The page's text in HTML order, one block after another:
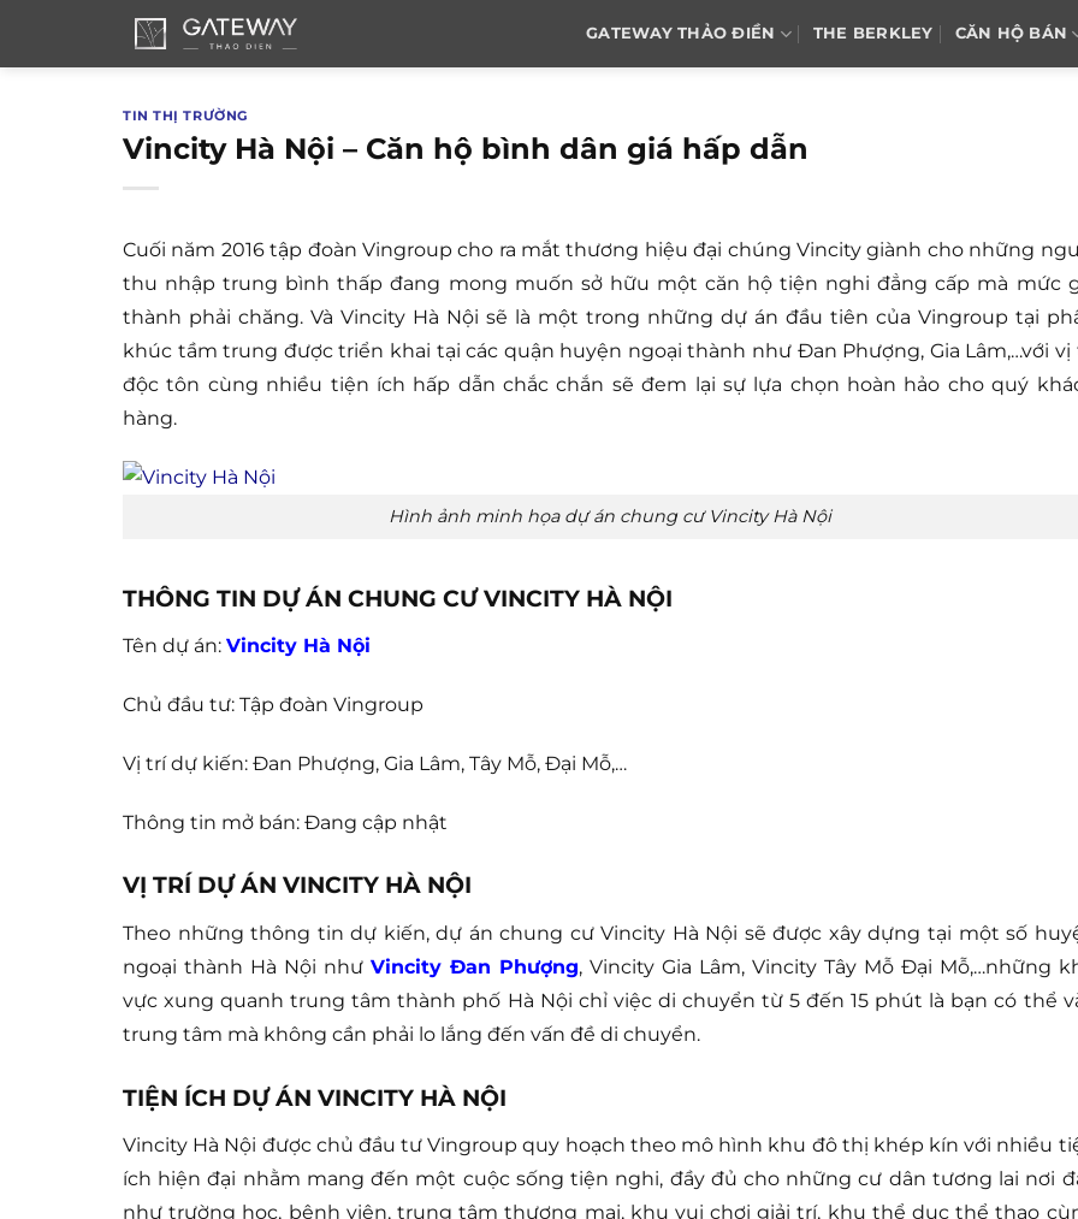
GATEWAY THẢO ĐIỀN THE BERKLEY CĂN HỘ BÁN
TIN THỊ TRƯỜNG
Vincity Hà Nội – Căn hộ bình dân giá hấp dẫn
Cuối năm 2016 tập đoàn Vingroup cho ra mắt thương hiệu đại chúng Vincity giành cho những
thu nhập trung bình thấp đang mong muốn sở hữu một căn hộ tiện nghi đẳng cấp mà mức
thành phải chăng. Và Vincity Hà Nội sẽ là một trong những dự án đầu tiên của Vingroup tại
khúc tầm trung được triển khai tại các quận huyện ngoại thành như Đan Phượng, Gia Lâm,…với vị
độc tôn cùng nhiều tiện ích hấp dẫn chắc chắn sẽ đem lại sự lựa chọn hoàn hảo cho quý
hàng.
Hình ảnh minh họa dự án chung cư Vincity Hà Nội
THÔNG TIN DỰ ÁN CHUNG CƯ VINCITY HÀ NỘI
Tên dự án: Vincity Hà Nội
Chủ đầu tư: Tập đoàn Vingroup
Vị trí dự kiến: Đan Phượng, Gia Lâm, Tây Mỗ, Đại Mỗ,…
Thông tin mở bán: Đang cập nhật
VỊ TRÍ DỰ ÁN VINCITY HÀ NỘI
Theo những thông tin dự kiến, dự án chung cư Vincity Hà Nội sẽ được xây dựng tại một số
ngoại thành Hà Nội như Vincity Đan Phượng, Vincity Gia Lâm, Vincity Tây Mỗ Đại Mỗ,…những
vực xung quanh trung tâm thành phố Hà Nội chỉ việc di chuyển từ 5 đến 15 phút là bạn có thể
trung tâm mà không cần phải lo lắng đến vấn đề di chuyển.
TIỆN ÍCH DỰ ÁN VINCITY HÀ NỘI
Vincity Hà Nội được chủ đầu tư Vingroup quy hoạch theo mô hình khu đô thị khép kín với nhiều
ích hiện đại nhằm mang đến một cuộc sống tiện nghi, đầy đủ cho những cư dân tương lai nơi
như trường học, bệnh viện, trung tâm thương mại, khu vui chơi giải trí, khu thể dục thể thao